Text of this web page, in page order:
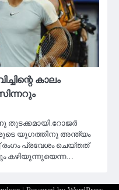
കാലം
യുഗത്തിനു അന്ത്യം
പ്രവേശം ചെയ്‌തത്‌
കഴിയുന്നുയെന്ന…